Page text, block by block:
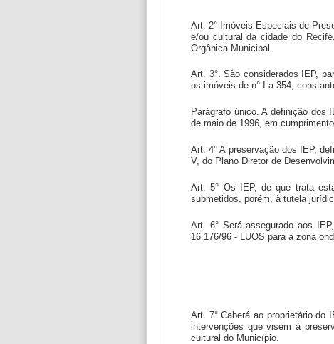
Art. 2° Imóveis Especiais de
e/ou cultural da cidade do
Orgânica Municipal.
Art. 3°. São considerados IEP,
os imóveis de n° I a 354,
Parágrafo único. A definição dos
de maio de 1996, em
Art. 4° A preservação dos IEP,
V, do Plano Diretor de
Art. 5° Os IEP, de que trata
submetidos, porém, à tutela
Art. 6° Será assegurado aos
16.176/96 - LUOS para a zona
Art. 7° Caberá ao proprietário
intervenções que visem à
cultural do Município.